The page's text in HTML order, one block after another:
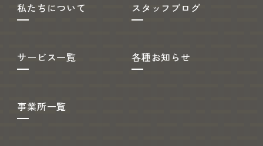
私たちについて
サービス一覧
事業所一覧
スタッフブログ
各種お知らせ